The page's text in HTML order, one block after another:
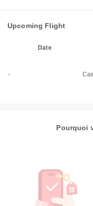
Upcoming Flight
Date
-
Pourquoi